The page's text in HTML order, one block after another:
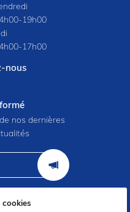
19h00
17h00
nous
nos dernières